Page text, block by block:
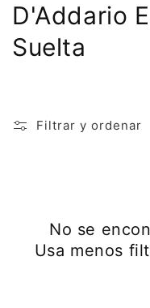
C
o
D'Addario
Suelta
Filtrar y ordenar
No se
Usa menos